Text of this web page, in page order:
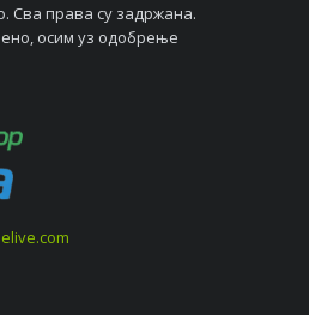
Сва права су задржана.
осим уз одобрeњe